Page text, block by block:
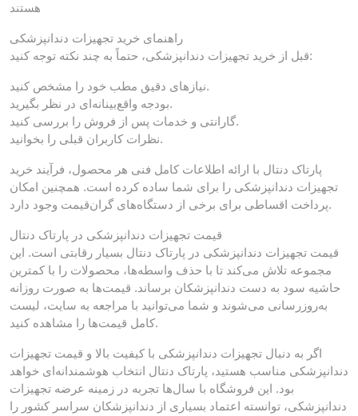
هستند
راهنمای خرید تجهیزات دندانپزشکی
قبل از خرید تجهیزات دندانپزشکی، حتماً به چند نکته توجه کنید:
نیازهای دقیق مطب خود را مشخص کنید.
بودجه واقع‌بینانه‌ای در نظر بگیرید.
گارانتی و خدمات پس از فروش را بررسی کنید.
نظرات کاربران قبلی را بخوانید.
پارتاک دنتال با ارائه اطلاعات کامل فنی هر محصول، فرآیند خرید
تجهیزات دندانپزشکی را برای شما ساده کرده است. همچنین امکان
پرداخت اقساطی برای برخی از دستگاه‌های گران‌قیمت وجود دارد.
قیمت تجهیزات دندانپزشکی در پارتاک دنتال
قیمت تجهیزات دندانپزشکی در پارتاک دنتال بسیار رقابتی است. این
مجموعه تلاش می‌کند تا با حذف واسطه‌ها، محصولات را با کمترین
حاشیه سود به دست دندانپزشکان برساند. قیمت‌ها به صورت روزانه
به‌روزرسانی می‌شوند و شما می‌توانید با مراجعه به سایت، لیست
کامل قیمت‌ها را مشاهده کنید.
اگر به دنبال تجهیزات دندانپزشکی با کیفیت بالا و قیمت تجهیزات
دندانپزشکی مناسب هستید، پارتاک دنتال انتخاب هوشمندانه‌ای خواهد
بود. این فروشگاه با سال‌ها تجربه در زمینه عرضه تجهیزات
دندانپزشکی، توانسته اعتماد بسیاری از دندانپزشکان سراسر کشور را